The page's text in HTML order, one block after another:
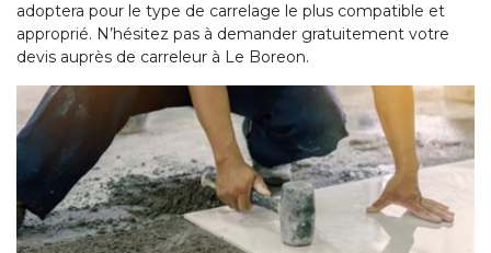
adoptera pour le type de carrelage le plus compatible et
approprié. N’hésitez pas à demander gratuitement votre
devis auprès de carreleur à Le Boreon.